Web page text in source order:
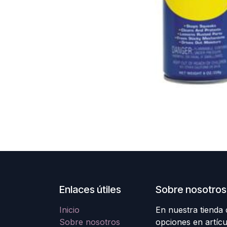
Enlaces útiles
Inicio
Sobre nosotros
Sobre nosotros
En nuestra tienda
opciones en